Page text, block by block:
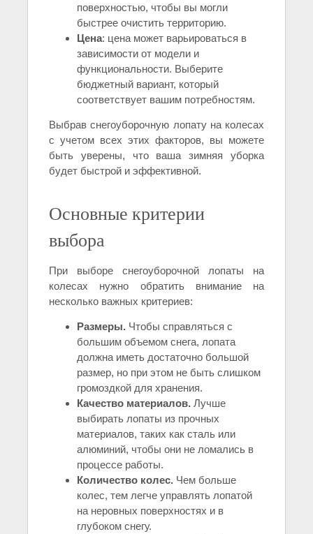
поверхностью, чтобы вы могли
быстрее очистить территорию.
Цена: цена может варьироваться в
зависимости от модели и
функциональности. Выберите
бюджетный вариант, который
соответствует вашим потребностям.
Выбрав снегоуборочную лопату на колесах
с учетом всех этих факторов, вы можете
быть уверены, что ваша зимняя уборка
будет быстрой и эффективной.
Основные критерии
выбора
При выборе снегоуборочной лопаты на
колесах нужно обратить внимание на
несколько важных критериев:
Размеры. Чтобы справляться с
большим объемом снега, лопата
должна иметь достаточно большой
размер, но при этом не быть слишком
громоздкой для хранения.
Качество материалов. Лучше
выбирать лопаты из прочных
материалов, таких как сталь или
алюминий, чтобы они не ломались в
процессе работы.
Количество колес. Чем больше
колес, тем легче управлять лопатой
на неровных поверхностях и в
глубоком снегу.